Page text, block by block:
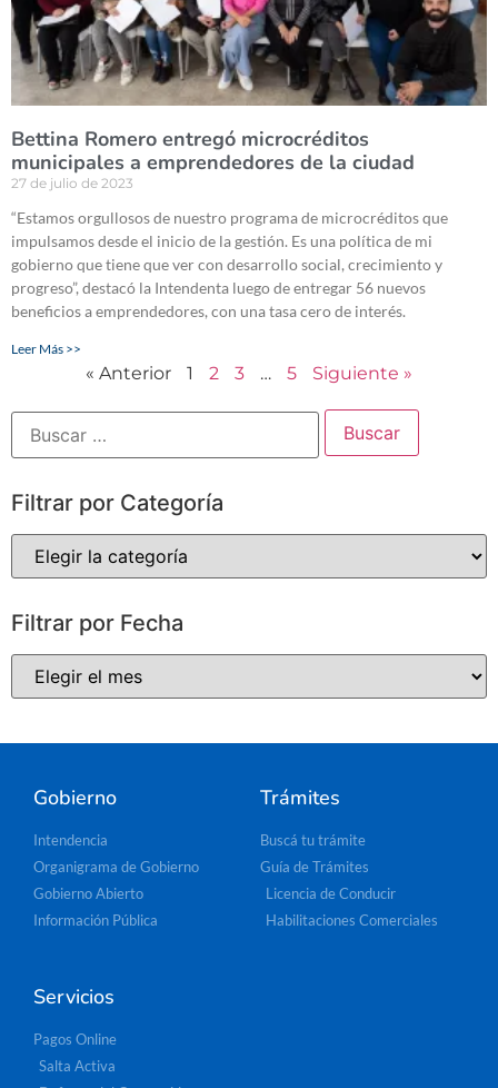
Bettina Romero entregó microcréditos
municipales a emprendedores de la ciudad
27 de julio de 2023
“Estamos orgullosos de nuestro programa de microcréditos que
impulsamos desde el inicio de la gestión. Es una política de mi
gobierno que tiene que ver con desarrollo social, crecimiento y
progreso”, destacó la Intendenta luego de entregar 56 nuevos
beneficios a emprendedores, con una tasa cero de interés.
Leer Más >>
« Anterior 1 2 3 … 5 Siguiente »
Filtrar por Categoría
Filtrar por Fecha
Gobierno
Intendencia
Organigrama de Gobierno
Gobierno Abierto
Información Pública
Trámites
Buscá tu trámite
Guía de Trámites
Licencia de Conducir
Habilitaciones Comerciales
Servicios
Pagos Online
Salta Activa